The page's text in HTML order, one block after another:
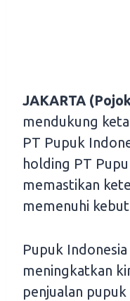
JAKARTA
mendukung
PT Pupuk
holding PT
memastikan
memenuhi
Pupuk
meningkatkan
penjualan